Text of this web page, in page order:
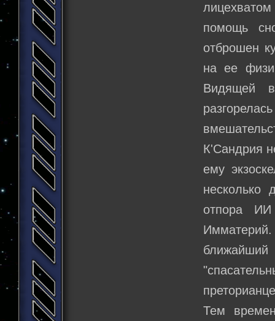
помощь
отброшен
на ее
Видящей
К'Сандрия
ему
несколько
отпора
Тем